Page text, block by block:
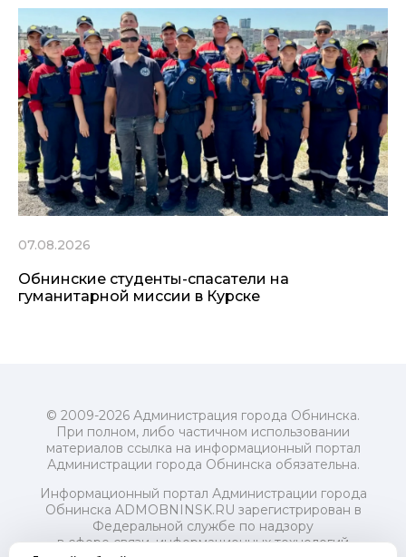
07.08.2026
Обнинские студенты-спасатели на
гуманитарной миссии в Курске
© 2009-2026 Администрация города Обнинска.
При полном, либо частичном использовании
материалов ссылка на информационный портал
Администрации города Обнинска обязательна.
Информационный портал Администрации города
Обнинска ADMOBNINSK.RU зарегистрирован в
Федеральной службе по надзору
в сфере связи, информационных технологий